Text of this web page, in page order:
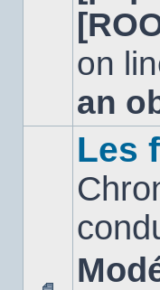
non
on
an
Les